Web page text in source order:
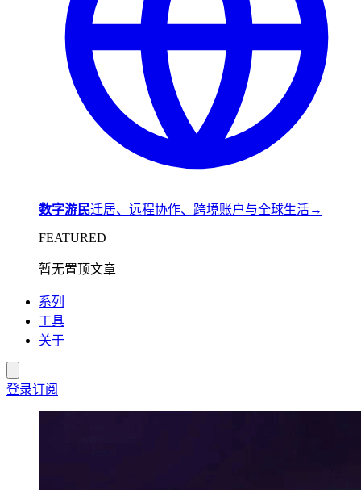
数字游民迁居、远程协作、跨境账户与全球生活→
FEATURED
暂无置顶文章
系列
工具
关于
登录订阅